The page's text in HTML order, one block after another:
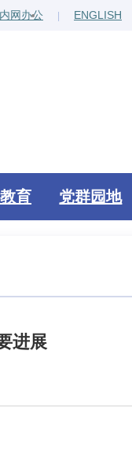
内网办公 ENGLISH
育 党群园地
进展